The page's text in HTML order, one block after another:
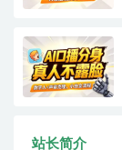
站长简介